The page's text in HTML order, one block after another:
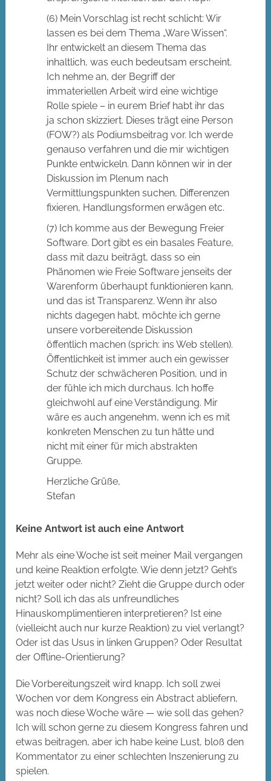
(6) Mein Vorschlag ist recht schlicht: Wir
lassen es bei dem Thema „Ware Wissen“.
Ihr entwickelt an diesem Thema das
inhaltlich, was euch bedeutsam erscheint.
Ich nehme an, der Begriff der
immateriellen Arbeit wird eine wichtige
Rolle spiele – in eurem Brief habt ihr das
ja schon skizziert. Dieses trägt eine Person
(FOW?) als Podiumsbeitrag vor. Ich werde
genauso verfahren und die mir wichtigen
Punkte entwickeln. Dann können wir in der
Diskussion im Plenum nach
Vermittlungspunkten suchen, Differenzen
fixieren, Handlungsformen erwägen etc.
(7) Ich komme aus der Bewegung Freier
Software. Dort gibt es ein basales Feature,
dass mit dazu beiträgt, dass so ein
Phänomen wie Freie Software jenseits der
Warenform überhaupt funktionieren kann,
und das ist Transparenz. Wenn ihr also
nichts dagegen habt, möchte ich gerne
unsere vorbereitende Diskussion
öffentlich machen (sprich: ins Web stellen).
Öffentlichkeit ist immer auch ein gewisser
Schutz der schwächeren Position, und in
der fühle ich mich durchaus. Ich hoffe
gleichwohl auf eine Verständigung. Mir
wäre es auch angenehm, wenn ich es mit
konkreten Menschen zu tun hätte und
nicht mit einer für mich abstrakten
Gruppe.
Herzliche Grüße,
Stefan
Keine Antwort ist auch eine Antwort
Mehr als eine Woche ist seit meiner Mail vergangen
und keine Reaktion erfolgte. Wie denn jetzt? Geht’s
jetzt weiter oder nicht? Zieht die Gruppe durch oder
nicht? Soll ich das als unfreundliches
Hinauskomplimentieren interpretieren? Ist eine
(vielleicht auch nur kurze Reaktion) zu viel verlangt?
Oder ist das Usus in linken Gruppen? Oder Resultat
der Offline-Orientierung?
Die Vorbereitungszeit wird knapp. Ich soll zwei
Wochen vor dem Kongress ein Abstract abliefern,
was noch diese Woche wäre — wie soll das gehen?
Ich will schon gerne zu diesem Kongress fahren und
etwas beitragen, aber ich habe keine Lust, bloß den
Kommentator zu einer schlechten Inszenierung zu
spielen.